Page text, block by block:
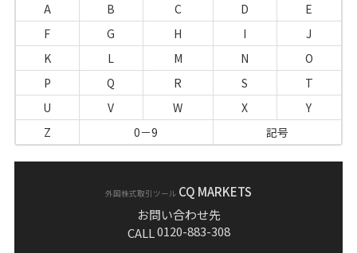
A B C D
E
F
G H I
J
K
L M N
O
P
Q R S
T
U
V W X
Y
Z
0－9 記号
外国株式取引ツール CQ MARKETS
お問い合わせ先
CALL0120-883-308